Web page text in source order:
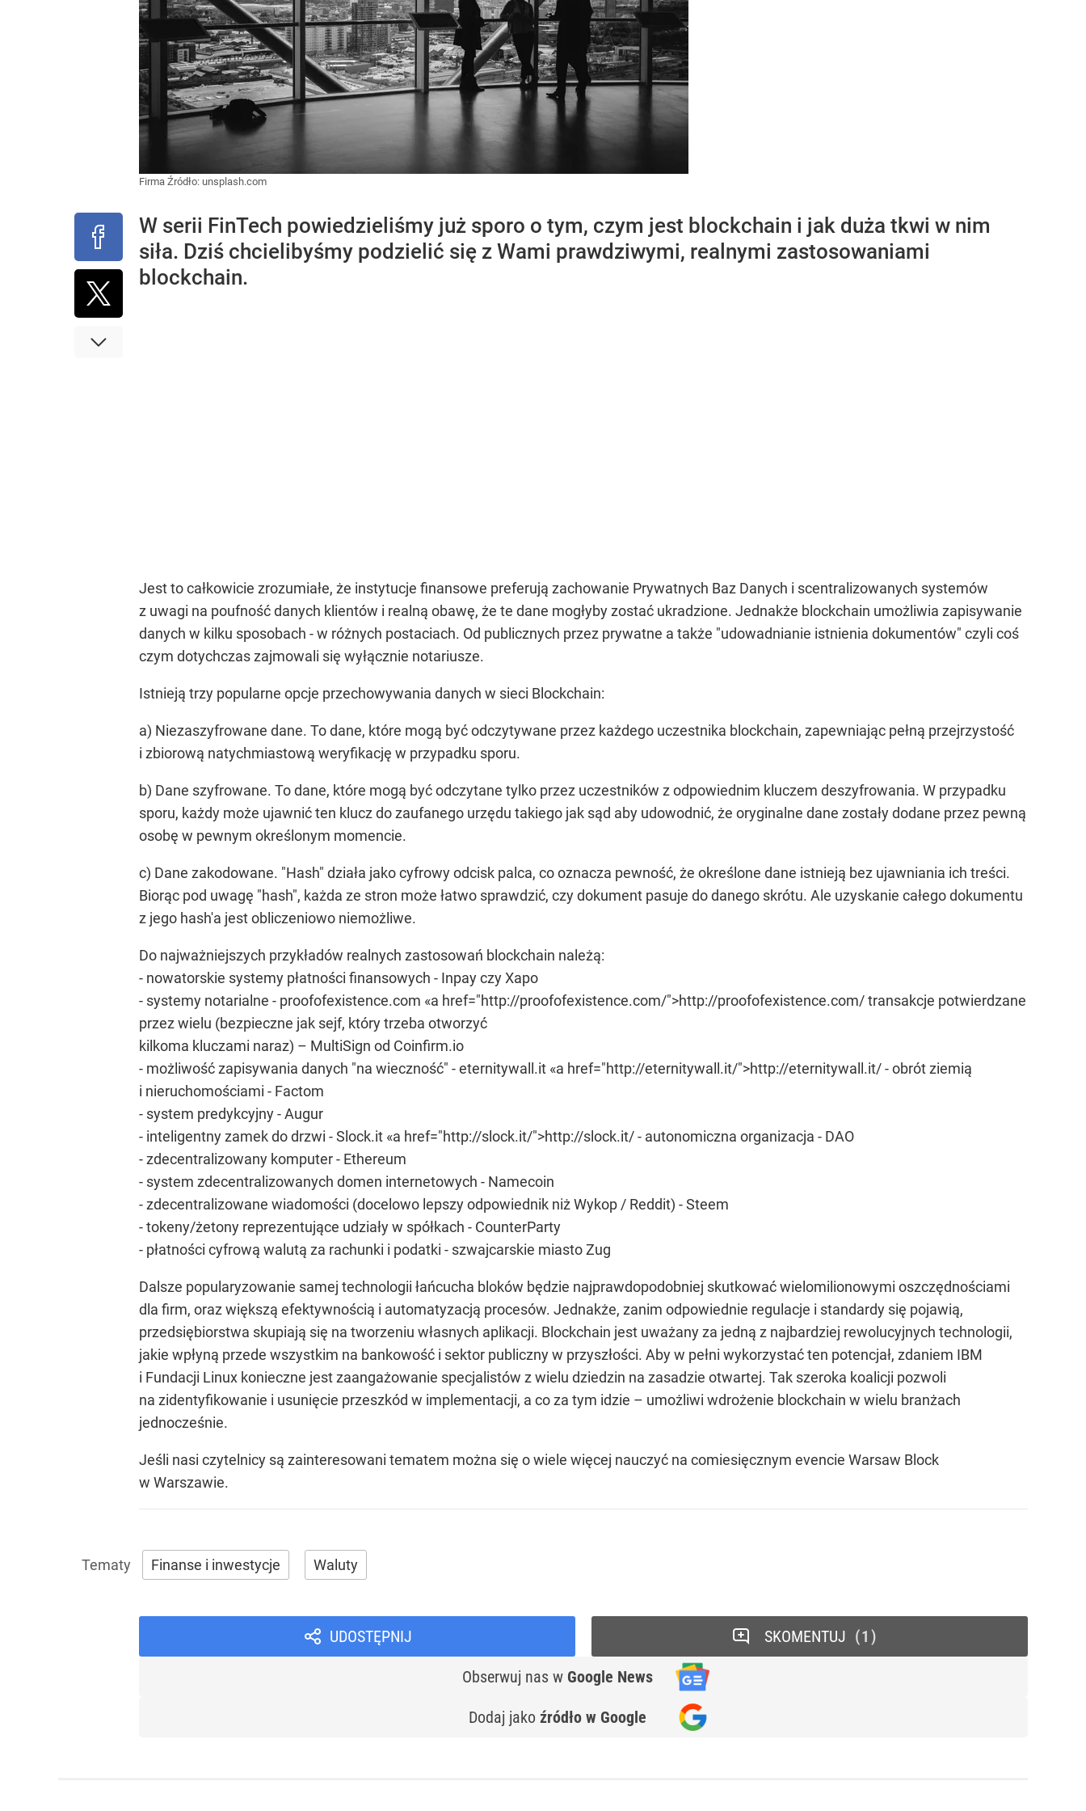
Firma Źródło: unsplash.com
W serii FinTech powiedzieliśmy już sporo o tym, czym jest blockchain i jak duża tkwi w nim
siła. Dziś chcielibyśmy podzielić się z Wami prawdziwymi, realnymi zastosowaniami
blockchain.
Jest to całkowicie zrozumiałe, że instytucje finansowe preferują zachowanie Prywatnych Baz Danych i scentralizowanych systemów
z uwagi na poufność danych klientów i realną obawę, że te dane mogłyby zostać ukradzione. Jednakże blockchain umożliwia zapisywanie
danych w kilku sposobach - w różnych postaciach. Od publicznych przez prywatne a także "udowadnianie istnienia dokumentów" czyli coś
czym dotychczas zajmowali się wyłącznie notariusze.
Istnieją trzy popularne opcje przechowywania danych w sieci Blockchain:
a) Niezaszyfrowane dane. To dane, które mogą być odczytywane przez każdego uczestnika blockchain, zapewniając pełną przejrzystość
i zbiorową natychmiastową weryfikację w przypadku sporu.
b) Dane szyfrowane. To dane, które mogą być odczytane tylko przez uczestników z odpowiednim kluczem deszyfrowania. W przypadku
sporu, każdy może ujawnić ten klucz do zaufanego urzędu takiego jak sąd aby udowodnić, że oryginalne dane zostały dodane przez pewną
osobę w pewnym określonym momencie.
c) Dane zakodowane. "Hash" działa jako cyfrowy odcisk palca, co oznacza pewność, że określone dane istnieją bez ujawniania ich treści.
Biorąc pod uwagę "hash", każda ze stron może łatwo sprawdzić, czy dokument pasuje do danego skrótu. Ale uzyskanie całego dokumentu
z jego hash'a jest obliczeniowo niemożliwe.
Do najważniejszych przykładów realnych zastosowań blockchain należą:
- nowatorskie systemy płatności finansowych - Inpay czy Xapo
- systemy notarialne - proofofexistence.com «a href="http://proofofexistence.com/">http://proofofexistence.com/ transakcje potwierdzane
przez wielu (bezpieczne jak sejf, który trzeba otworzyć
kilkoma kluczami naraz) – MultiSign od Coinfirm.io
- możliwość zapisywania danych "na wieczność" - eternitywall.it «a href="http://eternitywall.it/">http://eternitywall.it/ - obrót ziemią
i nieruchomościami - Factom
- system predykcyjny - Augur
- inteligentny zamek do drzwi - Slock.it «a href="http://slock.it/">http://slock.it/ - autonomiczna organizacja - DAO
- zdecentralizowany komputer - Ethereum
- system zdecentralizowanych domen internetowych - Namecoin
- zdecentralizowane wiadomości (docelowo lepszy odpowiednik niż Wykop / Reddit) - Steem
- tokeny/żetony reprezentujące udziały w spółkach - CounterParty
- płatności cyfrową walutą za rachunki i podatki - szwajcarskie miasto Zug
Dalsze popularyzowanie samej technologii łańcucha bloków będzie najprawdopodobniej skutkować wielomilionowymi oszczędnościami
dla firm, oraz większą efektywnością i automatyzacją procesów. Jednakże, zanim odpowiednie regulacje i standardy się pojawią,
przedsiębiorstwa skupiają się na tworzeniu własnych aplikacji. Blockchain jest uważany za jedną z najbardziej rewolucyjnych technologii,
jakie wpłyną przede wszystkim na bankowość i sektor publiczny w przyszłości. Aby w pełni wykorzystać ten potencjał, zdaniem IBM
i Fundacji Linux konieczne jest zaangażowanie specjalistów z wielu dziedzin na zasadzie otwartej. Tak szeroka koalicji pozwoli
na zidentyfikowanie i usunięcie przeszkód w implementacji, a co za tym idzie – umożliwi wdrożenie blockchain w wielu branżach
jednocześnie.
Jeśli nasi czytelnicy są zainteresowani tematem można się o wiele więcej nauczyć na comiesięcznym evencie Warsaw Block
w Warszawie.
Finanse i inwestycje Waluty
UDOSTĘPNIJ
Obserwuj nas w Google News
Dodaj jako źródło w Google
SKOMENTUJ 1